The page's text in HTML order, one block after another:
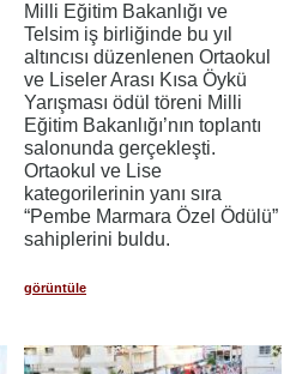
Milli Eğitim Bakanlığı ve
Telsim iş birliğinde bu yıl
altıncısı düzenlenen Ortaokul
ve Liseler Arası Kısa Öykü
Yarışması ödül töreni Milli
Eğitim Bakanlığı’nın toplantı
salonunda gerçekleşti.
Ortaokul ve Lise
kategorilerinin yanı sıra
“Pembe Marmara Özel Ödülü”
sahiplerini buldu.
görüntüle